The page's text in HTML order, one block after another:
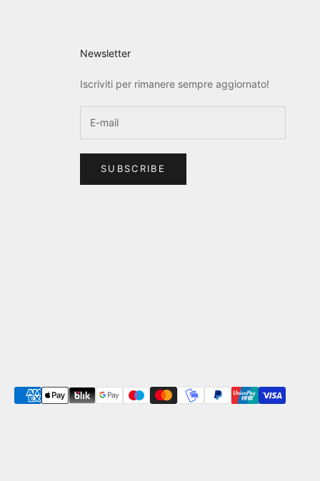
Newsletter
Iscriviti per rimanere sempre aggiornato!
SUBSCRIBE